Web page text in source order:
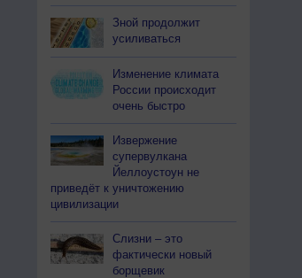
Зной продолжит
усиливаться
Изменение климата
России происходит
очень быстро
Извержение
супервулкана
Йеллоустоун не
приведёт к уничтожению
цивилизации
Слизни – это
фактически новый
борщевик